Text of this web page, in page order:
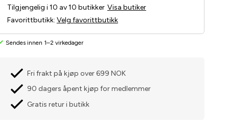
Sendes innen 1–2 virkedager
Tilgjengelig i 10 av 10 butikker Visa butiker
Favorittbutikk: Velg favorittbutikk
Fri frakt på kjøp over 699 NOK
90 dagers åpent kjøp for medlemmer
Gratis retur i butikk